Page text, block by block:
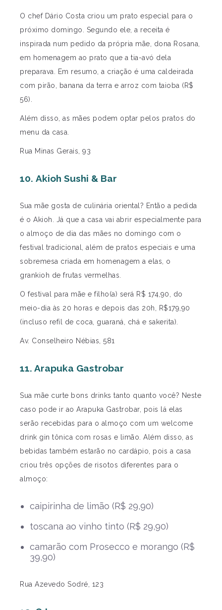
O chef Dário Costa criou um prato especial para o
próximo domingo. Segundo ele, a receita é
inspirada num pedido da própria mãe, dona Rosana,
em homenagem ao prato que a tia-avó dela
preparava. Em resumo, a criação é uma caldeirada
com pirão, banana da terra e arroz com taioba (R$
56).
Além disso, as mães podem optar pelos pratos do
menu da casa.
Rua Minas Gerais, 93
10. Akioh Sushi & Bar
Sua mãe gosta de culinária oriental? Então a pedida
é o Akioh. Já que a casa vai abrir especialmente para
o almoço de dia das mães no domingo com o
festival tradicional, além de pratos especiais e uma
sobremesa criada em homenagem a elas, o
grankioh de frutas vermelhas.
O festival para mãe e filho(a) será R$ 174,90, do
meio-dia às 20 horas e depois das 20h, R$179,90
(incluso refil de coca, guaraná, chá e sakerita).
Av. Conselheiro Nébias, 581
11. Arapuka Gastrobar
Sua mãe curte bons drinks tanto quanto você? Neste
caso pode ir ao Arapuka Gastrobar, pois lá elas
serão recebidas para o almoço com um welcome
drink gin tônica com rosas e limão. Além disso, as
bebidas também estarão no cardápio, pois a casa
criou três opções de risotos diferentes para o
almoço:
caipirinha de limão (R$ 29,90)
toscana ao vinho tinto (R$ 29,90)
camarão com Prosecco e morango (R$
39,90)
Rua Azevedo Sodré, 123